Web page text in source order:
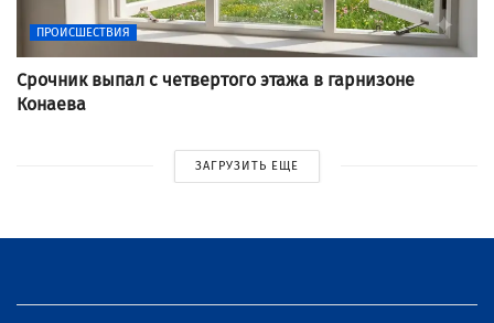
ПРОИСШЕСТВИЯ
Срочник выпал с четвертого этажа в гарнизоне
Конаева
ЗАГРУЗИТЬ ЕЩЕ